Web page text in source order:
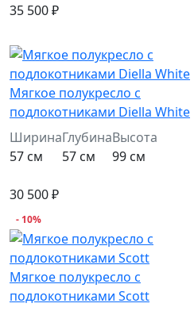
35 500 ₽
Мягкое полукресло с
подлокотниками Diella White
Ширина
57 см
Глубина
57 см
Высота
99 см
30 500 ₽
- 10%
Мягкое полукресло с
подлокотниками Scott